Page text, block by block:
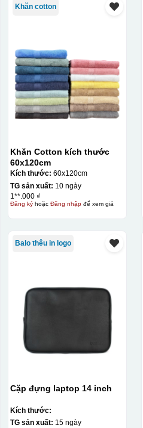
Khăn cotton
Khăn Cotton kích thước
60x120cm
Kích thước: 60x120cm
TG sản xuất: 10 ngày
1**.000 ₫
Đăng kýhoặc Đăng nhậpđể xem giá
Balo thêu in logo
Cặp đựng laptop 14 inch
Kích thước:
TG sản xuất: 15 ngày